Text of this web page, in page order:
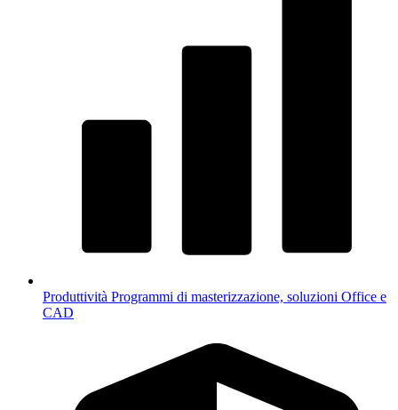
Produttività Programmi di masterizzazione, soluzioni Office e
CAD